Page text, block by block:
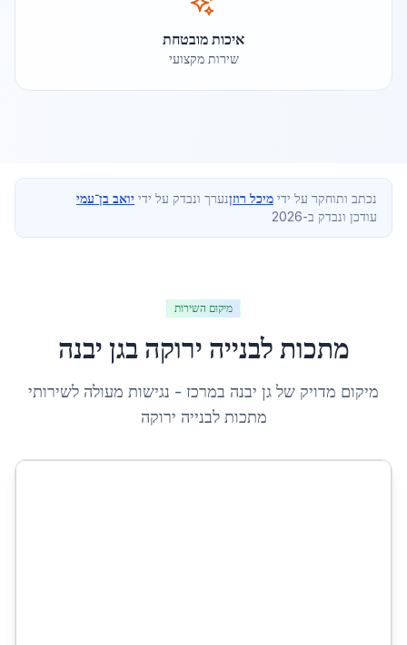
איכות מובטחת
שירות מקצועי
נכתב ותוחקר על ידי מיכל רוזןנערך ונבדק על ידי יואב בן־עמי
עודכן ונבדק ב-2026
מיקום השירות
מתכות לבנייה ירוקה בגן יבנה
מיקום מדויק של גן יבנה במרכז - נגישות מעולה לשירותי
מתכות לבנייה ירוקה